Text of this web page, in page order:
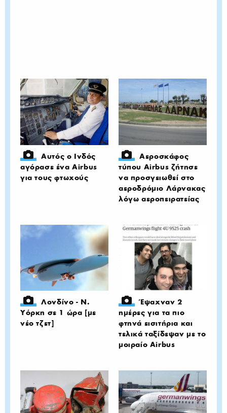
Αυτός ο Ινδός
αγόρασε ένα Airbus
για τους φτωχούς
Αερoσκάφος
τύπου Airbus ζήτησε
να προσγειωθεί στο
αεροδρόμιο Λάρνακας
λόγω αεροπειρατείας
Λονδίνο - Ν.
Υόρκη σε 1 ώρα [με
νέο τζετ]
Έψαχναν 2
ημέρες για τα πιο
φτηνά εισιτήρια και
τελικά ταξίδεψαν με το
μοιραίο Airbus